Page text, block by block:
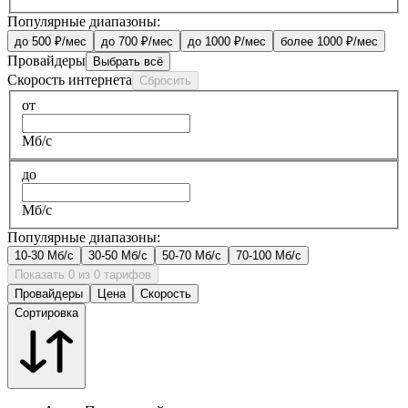
Популярные диапазоны:
до 500 ₽/мес до 700 ₽/мес до 1000 ₽/мес более 1000 ₽/мес
Провайдеры Выбрать всё
Скорость интернета Сбросить
от
Мб/с
до
Мб/с
Популярные диапазоны:
10-30 Мб/с 30-50 Мб/с 50-70 Мб/с
70-100 Мб/с
Показать 0 из 0 тарифов
Провайдеры
Цена
Скорость
Сортировка